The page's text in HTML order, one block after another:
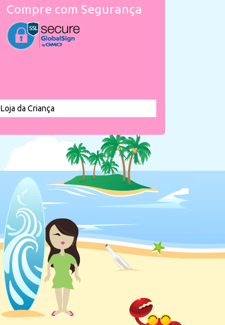
Compre com Segurança
Loja da Criança